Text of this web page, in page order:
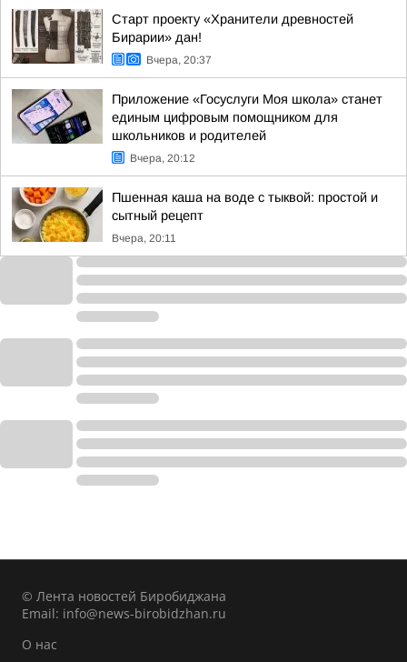
Старт проекту «Хранители древностей
Бирарии» дан!
Вчера, 20:37
Приложение «Госуслуги Моя школа» станет
единым цифровым помощником для
школьников и родителей
Вчера, 20:12
Пшенная каша на воде с тыквой: простой и
сытный рецепт
Вчера, 20:11
© Лента новостей Биробиджана
Email: info@news-birobidzhan.ru
О нас